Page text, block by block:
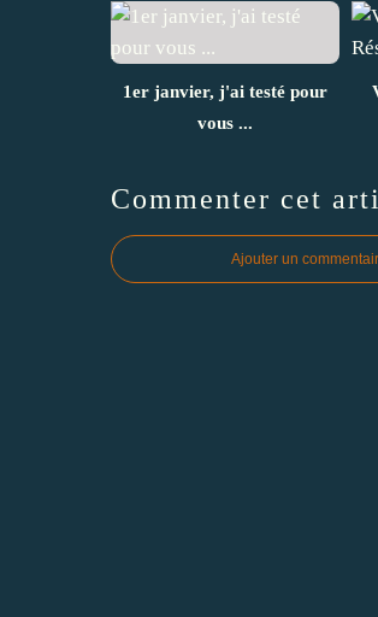
1er janvier, j'ai testé pour
vous ...
Commenter cet
Ajouter un